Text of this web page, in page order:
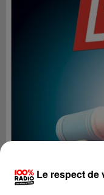
Le respect de